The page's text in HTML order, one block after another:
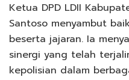
Ketua DPD LDII
Santoso menyambut
beserta jajaran. Ia
sinergi yang telah
kepolisian dalam